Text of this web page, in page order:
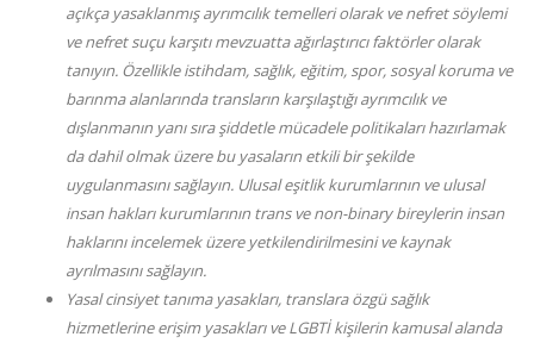
açıkça yasaklanmış ayrımcılık temelleri olarak ve nefret söylemi
ve nefret suçu karşıtı mevzuatta ağırlaştırıcı faktörler olarak
tanıyın. Özellikle istihdam, sağlık, eğitim, spor, sosyal koruma ve
barınma alanlarında transların karşılaştığı ayrımcılık ve
dışlanmanın yanı sıra şiddetle mücadele politikaları hazırlamak
da dahil olmak üzere bu yasaların etkili bir şekilde
uygulanmasını sağlayın. Ulusal eşitlik kurumlarının ve ulusal
insan hakları kurumlarının trans ve non-binary bireylerin insan
haklarını incelemek üzere yetkilendirilmesini ve kaynak
ayrılmasını sağlayın.
Yasal cinsiyet tanıma yasakları, translara özgü sağlık
hizmetlerine erişim yasakları ve LGBTİ kişilerin kamusal alanda